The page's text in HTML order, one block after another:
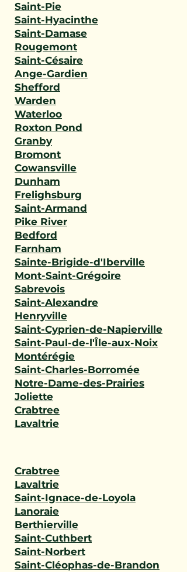
Saint-Pie
Saint-Hyacinthe
Saint-Damase
Rougemont
Saint-Césaire
Ange-Gardien
Shefford
Warden
Waterloo
Roxton Pond
Granby
Bromont
Cowansville
Dunham
Frelighsburg
Saint-Armand
Pike River
Bedford
Farnham
Sainte-Brigide-d'Iberville
Mont-Saint-Grégoire
Sabrevois
Saint-Alexandre
Henryville
Saint-Cyprien-de-Napierville
Saint-Paul-de-l'Île-aux-Noix
Montérégie
Saint-Charles-Borromée
Notre-Dame-des-Prairies
Joliette
Crabtree
Lavaltrie
Crabtree
Lavaltrie
Saint-Ignace-de-Loyola
Lanoraie
Berthierville
Saint-Cuthbert
Saint-Norbert
Saint-Cléophas-de-Brandon